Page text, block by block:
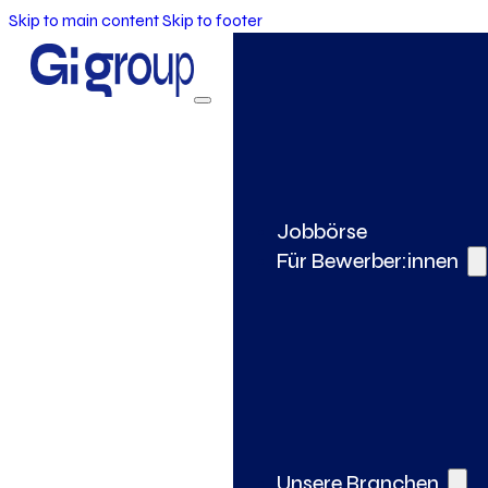
Skip to main contentSkip to footer
Jobbörse
Für Bewerber:innen